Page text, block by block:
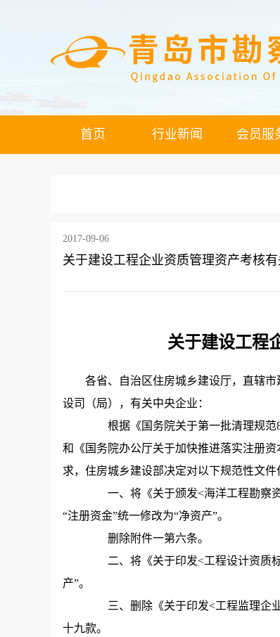
首页 行业新闻 会员服
2017-09-06
关于建设工程企业资质管理资产考核
关于建设工程
各省、自治区住房城乡建设厅，直辖
设司（局），有关中央企业：
根据《国务院关于第一批清理规范
和《国务院办公厅关于加快推进落实注册
求，住房城乡建设部决定对以下规范性文件
一、将《关于颁发<海洋工程勘察资
“注册资金”统一修改为“净资产”。
删除附件一第六条。
二、将《关于印发<工程设计资质标
产”。
三、删除《关于印发<工程监理企业
十九款。